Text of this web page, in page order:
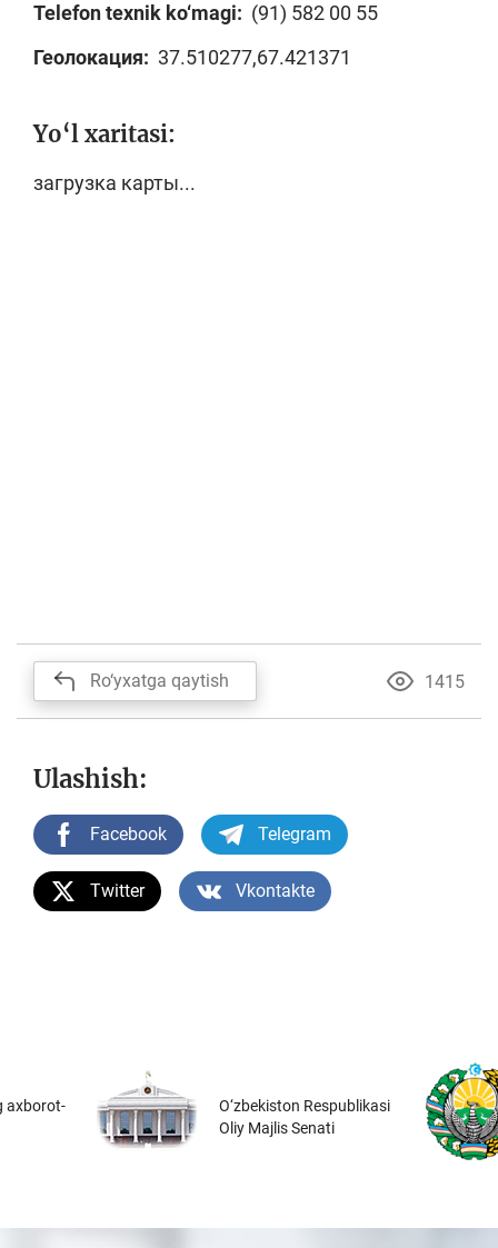
Telefon texnik ko‘magi: (91) 582 00 55
Геолокация: 37.510277,67.421371
Yo‘l xaritasi:
загрузка карты...
Ro‘yxatga qaytish 1415
Ulashish:
Facebook Telegram
Twitter Vkontakte
axborot-
O‘zbekiston Respublikasi
Oliy Majlis Senati